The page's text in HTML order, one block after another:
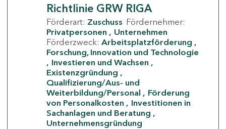
Richtlinie GRW RIGA
Förderart: Zuschuss Fördernehmer:
Privatpersonen
Unternehmen
Förderzweck: Arbeitsplatzförderung
Forschung, Innovation und Technologie
Investieren und Wachsen
Existenzgründung
Qualifizierung/Aus- und
Weiterbildung/Personal
Förderung
von Personalkosten
Investitionen in
Sachanlagen und Beratung
Unternehmensgründung